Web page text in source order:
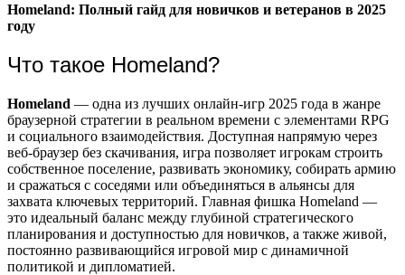
Homeland: Полный гайд для новичков и ветеранов в 2025
году
Что такое Homeland?
Homeland — одна из лучших онлайн-игр 2025 года в жанре
браузерной стратегии в реальном времени с элементами RPG
и социального взаимодействия. Доступная напрямую через
веб-браузер без скачивания, игра позволяет игрокам строить
собственное поселение, развивать экономику, собирать армию
и сражаться с соседями или объединяться в альянсы для
захвата ключевых территорий. Главная фишка Homeland —
это идеальный баланс между глубиной стратегического
планирования и доступностью для новичков, а также живой,
постоянно развивающийся игровой мир с динамичной
политикой и дипломатией.